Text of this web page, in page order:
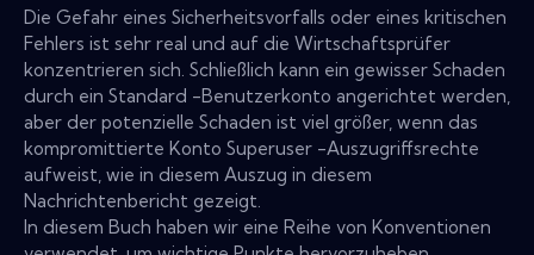
Die Gefahr eines Sicherheitsvorfalls oder eines kritischen
Fehlers ist sehr real und auf die Wirtschaftsprüfer
konzentrieren sich. Schließlich kann ein gewisser Schaden
durch ein Standard -Benutzerkonto angerichtet werden,
aber der potenzielle Schaden ist viel größer, wenn das
kompromittierte Konto Superuser -Auszugriffsrechte
aufweist, wie in diesem Auszug in diesem
Nachrichtenbericht gezeigt.
In diesem Buch haben wir eine Reihe von Konventionen